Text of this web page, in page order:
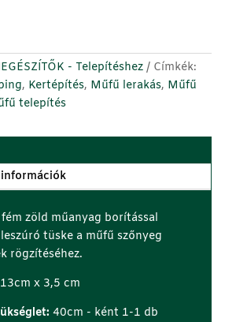
- Telepítéshez
Címkék:
, Kertépítés, Műfű lerakás, Műfű
telepítés
zöld műanyag borítással
tüske a műfű szőnyeg
rögzítéséhez.
13cm x 3,5 cm
40cm - ként 1-1 db